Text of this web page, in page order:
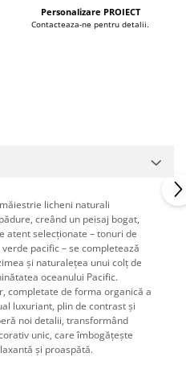
Personalizare PROIECT
Contacteaza-ne pentru detalii.
licheni naturali
creând un peisaj bogat,
atent selecționate – tonuri de
pacific – se completează
și naturalețea unui colț de
oceanului Pacific.
completate de forma organică a
luxuriant, plin de contrast și
noi detalii, transformând
unic, care îmbogățește
și proaspătă.